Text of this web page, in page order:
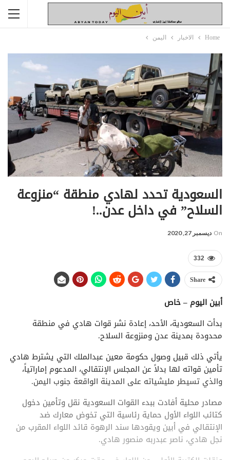
Home الاخبار اليمن
السعودية تحدد لهادي منطقة “منزوعة
السلاح” في داخل عدن..!
On ديسمبر 27, 2020
332
Share
أبين اليوم – خاص
بدأت السعودية، الأحد، إعادة نشر قوات هادي في منطقة
محدودة بمدينة عدن ومنزوعة السلاح.
يأتي ذلك قبيل وصول حكومة معين عبدالملك التي يشترط هادي
تأمين قواته لها بدلاً عن المجلس الإنتقالي، المدعوم إماراتياً،
والذي تسيطر مليشياته على المدينة الواقعة جنوب اليمن.
مصادر محلية أفادت ببدء القوات السعودية نقل وتأمين دخول
كتائب اللواء الأول حماية رئاسية التي تخوض معارك ضد
الإنتقالي في أبين ويقودها سند الرهوة قائد اللواء المقرب من
نجل هادي، ناصر عبدربه منصور هادي.